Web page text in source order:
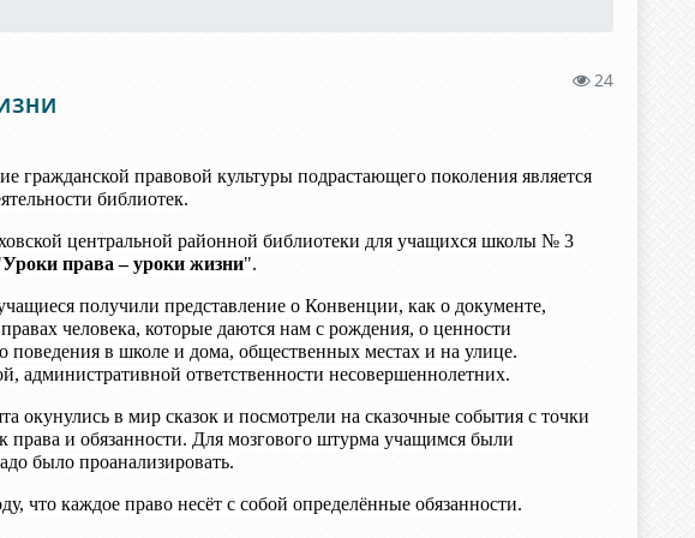
24
правовой культуры подрастающего поколения является
библиотек.
центральной районной библиотеки для учащихся школы № 3
Уроки права – уроки жизни".
получили представление о Конвенции, как о документе,
человека, которые даются нам с рождения, о ценности
поведения в школе и дома, общественных местах и на улице.
административной ответственности несовершеннолетних.
окунулись в мир сказок и посмотрели на сказочные события с точки
права и обязанности. Для мозгового штурма учащимся были
было проанализировать.
что каждое право несёт с собой определённые обязанности.